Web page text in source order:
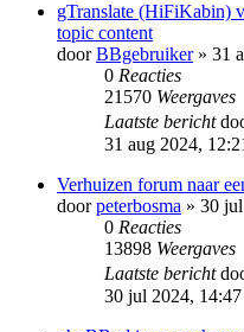
gTranslate (HiFiKabin)
topic content
doorBBgebruiker» 31
0 Reacties
21570 Weergaves
Laatste bericht
31 aug 2024,
Verhuizen forum naar
doorpeterbosma » 30
0 Reacties
13898 Weergaves
Laatste bericht
30 jul 2024, 14:47